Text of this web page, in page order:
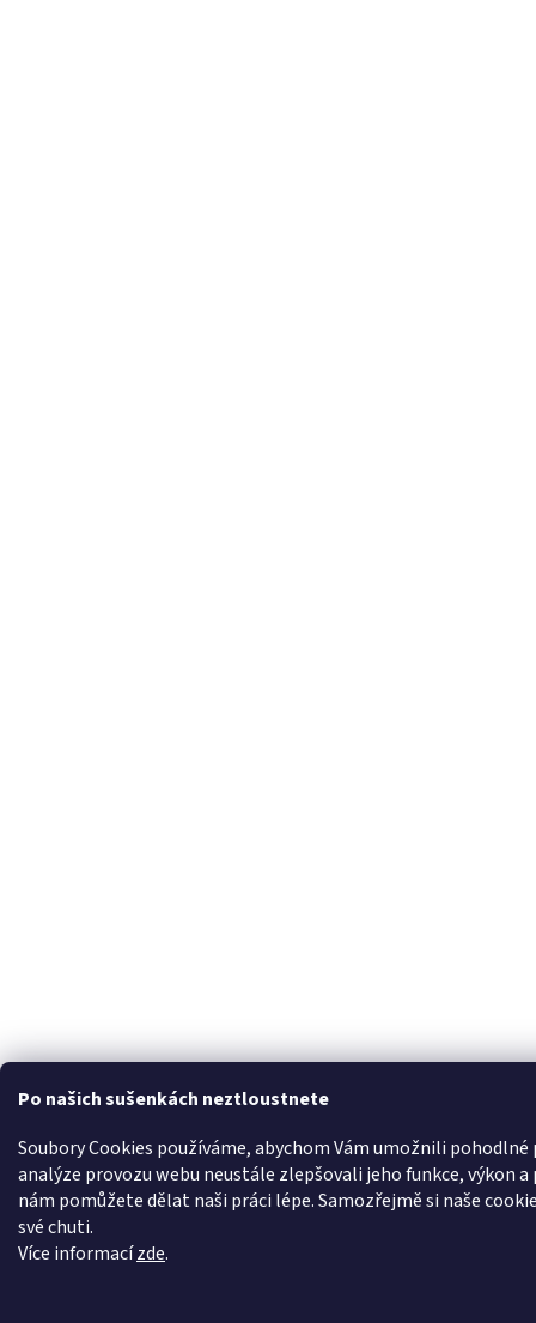
Po našich sušenkách neztloustnete
Soubory Cookies používáme, abychom Vám umožnili
analýze provozu webu neustále zlepšovali jeho funkce, výkon
nám pomůžete dělat naši práci lépe. Samozřejmě si naše
své chuti.
Více informacízde.